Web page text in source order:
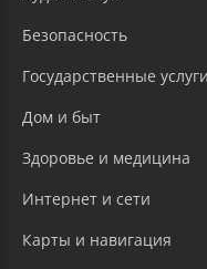
Безопасность
Государственные
Дом и быт
Здоровье и медицина
Интернет и сети
Карты и навигация